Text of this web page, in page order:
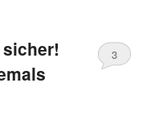
3